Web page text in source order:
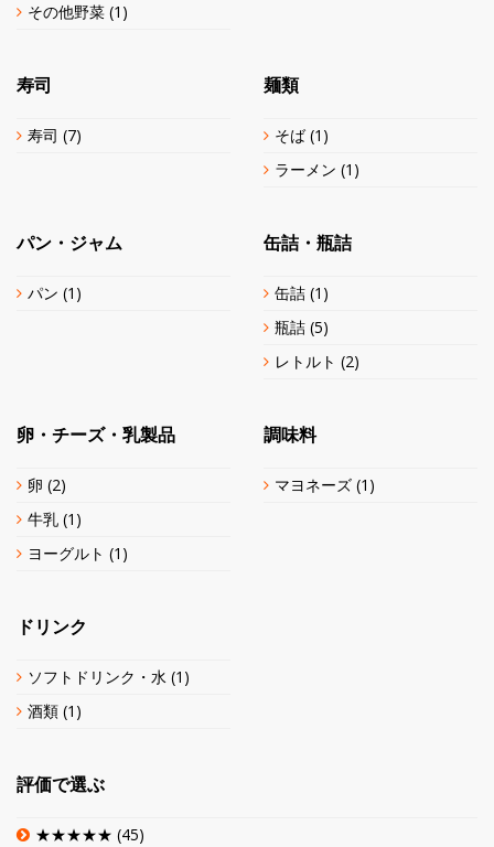
その他野菜 (1)
寿司
寿司 (7)
麺類
そば(1)
ラーメン (1)
パン・ジャム
パン (1)
缶詰・瓶詰
缶詰 (1)
瓶詰 (5)
レトルト (2)
卵・チーズ・乳製品
卵 (2)
牛乳 (1)
ヨーグルト (1)
調味料
マヨネーズ (1)
ドリンク
ソフトドリンク・水 (1)
酒類 (1)
評価で選ぶ
★★★★★ (45)